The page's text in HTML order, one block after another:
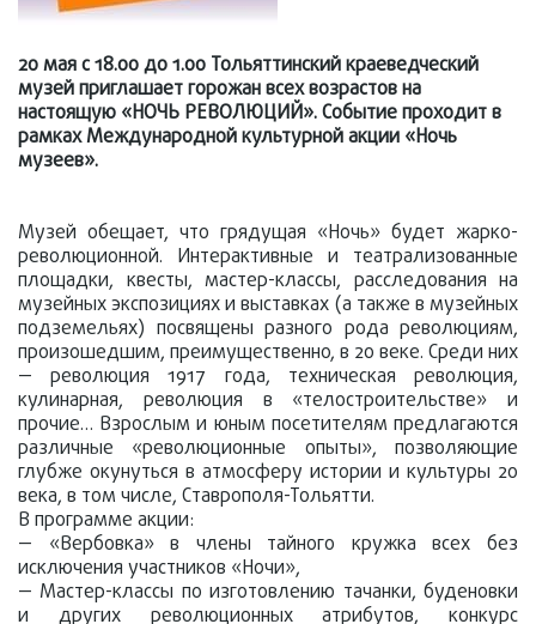
20 мая с 18.00 до 1.00 Тольяттинский краеведческий
музей приглашает горожан всех возрастов на
настоящую «НОЧЬ РЕВОЛЮЦИЙ». Событие проходит в
рамках Международной культурной акции «Ночь
музеев».
Музей обещает, что грядущая «Ночь» будет жарко-
революционной. Интерактивные и театрализованные
площадки, квесты, мастер-классы, расследования на
музейных экспозициях и выставках (а также в музейных
подземельях) посвящены разного рода революциям,
произошедшим, преимущественно, в 20 веке. Среди них
— революция 1917 года, техническая революция,
кулинарная, революция в «телостроительстве» и
прочие… Взрослым и юным посетителям предлагаются
различные «революционные опыты», позволяющие
глубже окунуться в атмосферу истории и культуры 20
века, в том числе, Ставрополя-Тольятти.
В программе акции:
— «Вербовка» в члены тайного кружка всех без
исключения участников «Ночи»,
— Мастер-классы по изготовлению тачанки, буденовки
и других революционных атрибутов, конкурс